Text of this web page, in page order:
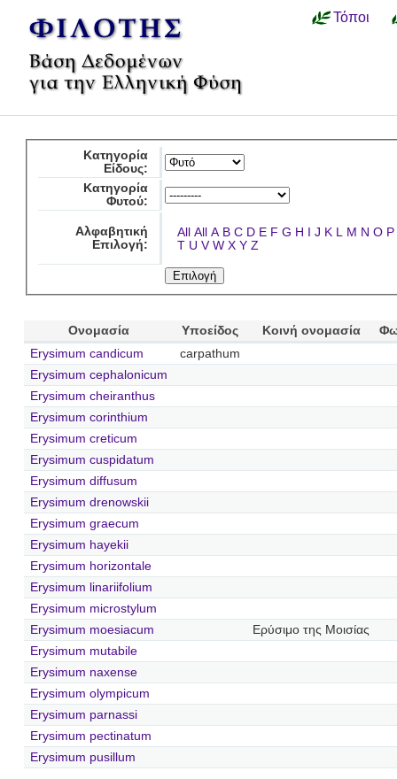
Τόποι
Κατηγορία
Είδους:
Κατηγορία
Φυτού:
Αλφαβητική
Επιλογή:
All All A B C D E F G H I J K L M N O P
T U V W X Y Z
Ονομασία Υποείδος Κοινή ονομασία
Erysimum candicum
carpathum
Erysimum cephalonicum
Erysimum cheiranthus
Erysimum corinthium
Erysimum creticum
Erysimum cuspidatum
Erysimum diffusum
Erysimum drenowskii
Erysimum graecum
Erysimum hayekii
Erysimum horizontale
Erysimum linariifolium
Erysimum microstylum
Erysimum moesiacum
Ερύσιμο της Μοισίας
Erysimum mutabile
Erysimum naxense
Erysimum olympicum
Erysimum parnassi
Erysimum pectinatum
Erysimum pusillum